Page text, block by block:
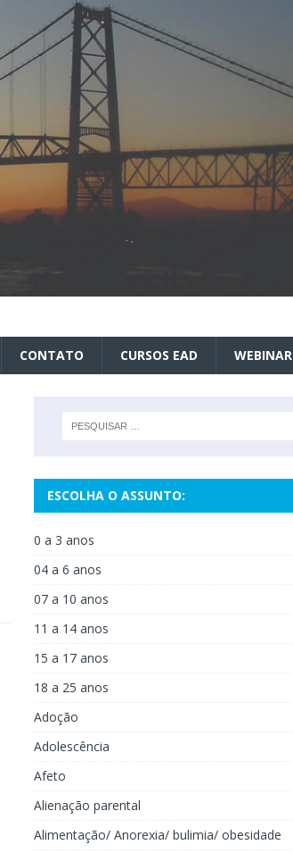
CONTATO CURSOS EAD WEBINAR
ESCOLHA O ASSUNTO:
0 a 3 anos
04 a 6 anos
07 a 10 anos
11 a 14 anos
15 a 17 anos
18 a 25 anos
Adoção
Adolescência
Afeto
Alienação parental
Alimentação/ Anorexia/ bulimia/ obesidade